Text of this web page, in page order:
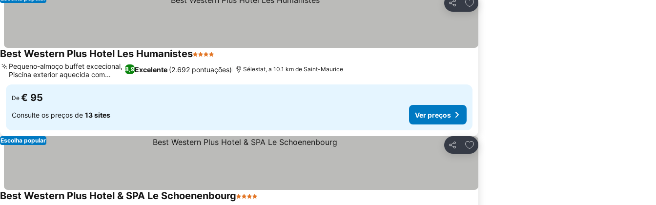
Partilhar
Best Western Plus Hotel Les Humanistes4 Estrelas
8,9Excelente (2.692 pontuações)
Pequeno-almoço buffet excecional,
Piscina exterior aquecida com
solário
Sélestat, a 10.1 km de Saint-Maurice
De € 95
Consulte os preços de 13 sites Ver preços
Partilhar
Adicionar aos favoritos
Escolha popular
Best Western Plus Hotel & SPA Le Schoenenbourg4 Estrelas